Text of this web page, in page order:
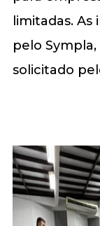
limitadas.
pelo
solicitado